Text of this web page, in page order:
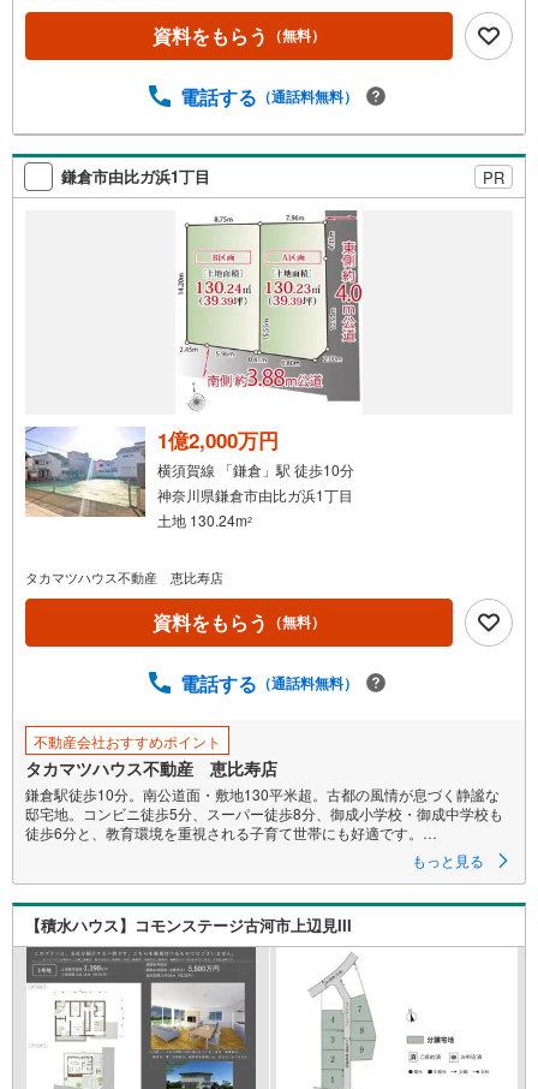
資料をもらう （無料）
電話する （通話料無料）
鎌倉市由比ガ浜1丁目 PR
1億2,000万円
横須賀線 「鎌倉」駅 徒歩10分
神奈川県鎌倉市由比ガ浜1丁目
土地 130.24m2
タカマツハウス不動産 恵比寿店
資料をもらう （無料）
電話する （通話料無料）
不動産会社おすすめポイント
タカマツハウス不動産 恵比寿店
鎌倉駅徒歩10分。南公道面・敷地130平米超。古都の風情が息づく静謐な
邸宅地。コンビニ徒歩5分、スーパー徒歩8分、御成小学校・御成中学校も
徒歩6分と、教育環境を重視される子育て世帯にも好適です。
■駅徒歩6分/鎌倉駅も徒歩10分で利用可 ■南公道面/角地有 ■敷地39坪
超 ■御成小学校・中学校まで徒歩6分 ■スーパー徒歩8分他、生活施設充
実 ■『鎌倉海浜公園』徒歩11分 ■建築条件ございません
●お好きなハウスメーカーで建築可能
ハウスメーカーにお悩みのお客様は『ミラクラスマッチング』もご活用く
ださい
【ミラクラスマッチング】とは？
タカマツハウスの宅地を購入されるお客様に、最適なハウスメーカーを紹
介するシステムです
もっと見る
【積水ハウス】コモンステージ古河市上辺見III